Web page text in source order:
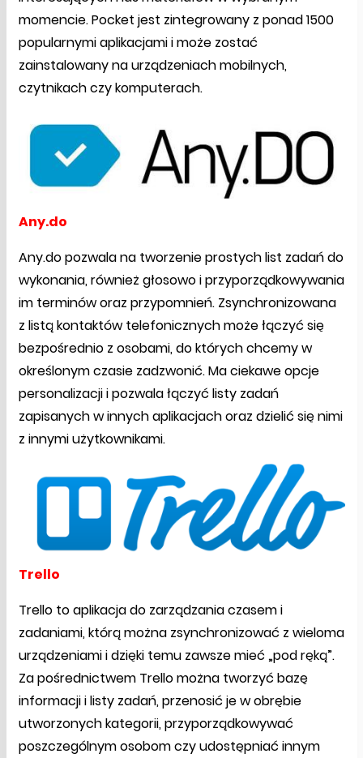
momencie. Pocket jest zintegrowany z ponad 1500
popularnymi aplikacjami i może zostać
zainstalowany na urządzeniach mobilnych,
czytnikach czy komputerach.
Any.do
Any.do pozwala na tworzenie prostych list zadań do
wykonania, również głosowo i przyporządkowywania
im terminów oraz przypomnień. Zsynchronizowana
z listą kontaktów telefonicznych może łączyć się
bezpośrednio z osobami, do których chcemy w
określonym czasie zadzwonić. Ma ciekawe opcje
personalizacji i pozwala łączyć listy zadań
zapisanych w innych aplikacjach oraz dzielić się nimi
z innymi użytkownikami.
Trello
Trello to aplikacja do zarządzania czasem i
zadaniami, którą można zsynchronizować z wieloma
urządzeniami i dzięki temu zawsze mieć „pod ręką”.
Za pośrednictwem Trello można tworzyć bazę
informacji i listy zadań, przenosić je w obrębie
utworzonych kategorii, przyporządkowywać
poszczególnym osobom czy udostępniać innym